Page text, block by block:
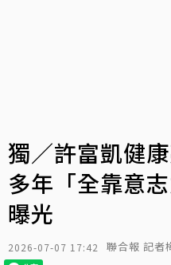
獨／許富凱健
多年「全靠意
曝光
2026-07-07 17:42 聯合報 記者